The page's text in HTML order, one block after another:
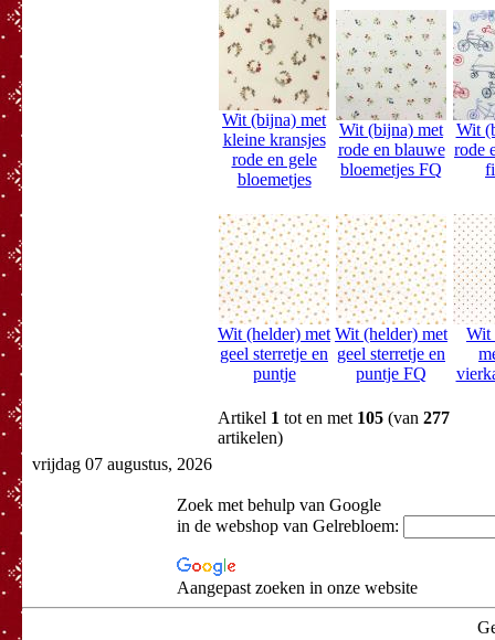
Wit (bijna) met
kleine kransjes
rode en gele
bloemetjes
Wit (bijna) met
rode en blauwe
bloemetjes FQ
Wit
rode
Wit (helder) met
geel sterretje en
puntje
Wit (helder) met
geel sterretje en
puntje FQ
Wit
Artikel 1 tot en met 105 (van 277
artikelen)
vrijdag 07 augustus, 2026
Zoek met behulp van Google
in de webshop van Gelrebloem:
Aangepast zoeken in onze website